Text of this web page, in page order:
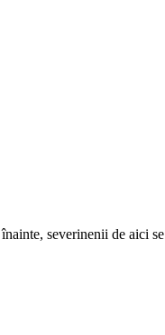
severinenii de aici